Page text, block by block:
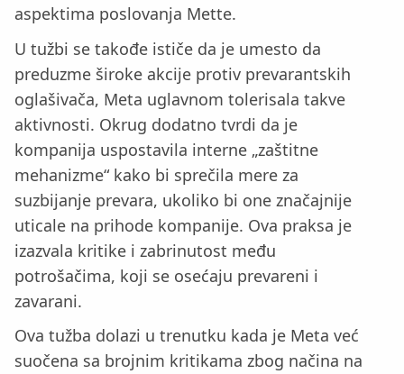
aspektima poslovanja Mette.
U tužbi se takođe ističe da je umesto da
preduzme široke akcije protiv prevarantskih
oglašivača, Meta uglavnom tolerisala takve
aktivnosti. Okrug dodatno tvrdi da je
kompanija uspostavila interne „zaštitne
mehanizme“ kako bi sprečila mere za
suzbijanje prevara, ukoliko bi one značajnije
uticale na prihode kompanije. Ova praksa je
izazvala kritike i zabrinutost među
potrošačima, koji se osećaju prevareni i
zavarani.
Ova tužba dolazi u trenutku kada je Meta već
suočena sa brojnim kritikama zbog načina na